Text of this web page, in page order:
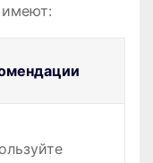
имеют: